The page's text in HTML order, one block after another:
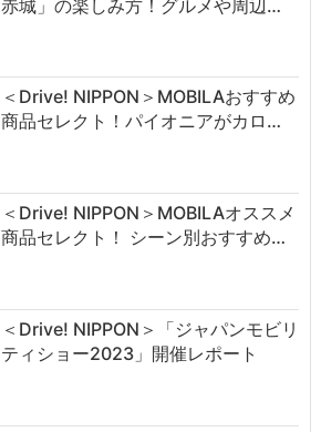
赤城」の楽しみ方！グルメや周辺…
＜Drive! NIPPON＞MOBILAおすすめ
商品セレクト！パイオニアがカロ…
＜Drive! NIPPON＞MOBILAオススメ
商品セレクト！ シーン別おすすめ…
＜Drive! NIPPON＞「ジャパンモビリ
ティショー2023」開催レポート